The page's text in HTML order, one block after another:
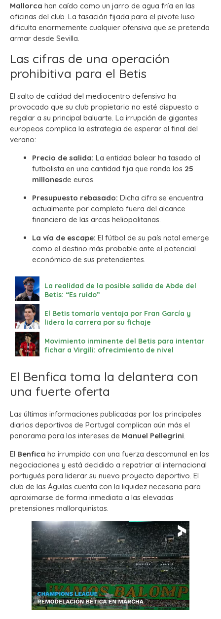
Mallorca han caído como un jarro de agua fría en las
oficinas del club. La tasación fijada para el pivote luso
dificulta enormemente cualquier ofensiva que se pretenda
armar desde Sevilla.
Las cifras de una operación
prohibitiva para el Betis
El salto de calidad del mediocentro defensivo ha
provocado que su club propietario no esté dispuesto a
regalar a su principal baluarte. La irrupción de gigantes
europeos complica la estrategia de esperar al final del
verano:
Precio de salida: La entidad balear ha tasado al
futbolista en una cantidad fija que ronda los 25
millonesde euros.
Presupuesto rebasado: Dicha cifra se encuentra
actualmente por completo fuera del alcance
financiero de las arcas heliopolitanas.
La vía de escape: El fútbol de su país natal emerge
como el destino más probable ante el potencial
económico de sus pretendientes.
La realidad de la posible salida de Abde del
Betis: “Es ruido”
El Betis tomaría ventaja por Fran García y
lidera la carrera por su fichaje
Movimiento inminente del Betis para intentar
fichar a Virgili: ofrecimiento de nivel
El Benfica toma la delantera con
una fuerte oferta
Las últimas informaciones publicadas por los principales
diarios deportivos de Portugal complican aún más el
panorama para los intereses de Manuel Pellegrini
El Benfica ha irrumpido con una fuerza descomunal en las
negociaciones y está decidido a repatriar al internacional
portugués para liderar su nuevo proyecto deportivo. El
club de las Águilas cuenta con la liquidez necesaria para
aproximarse de forma inmediata a las elevadas
pretensiones mallorquinistas.